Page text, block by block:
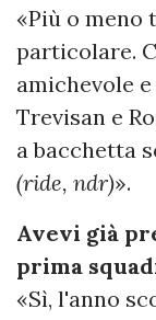
«Più o meno
particolare.
amichevole
Trevisan e
a bacchetta
(ride, ndr)».
Avevi già
prima
«Sì, l'anno